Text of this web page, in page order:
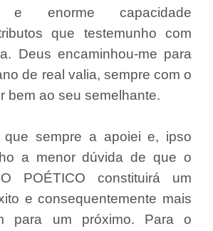
e enorme capacidade
que testemunho com
Deus encaminhou-me para
de real valia, sempre com o
bem ao seu semelhante.
que sempre a apoiei e, ipso
a menor dúvida de que o
POÉTICO constituirá um
e consequentemente mais
para um próximo. Para o